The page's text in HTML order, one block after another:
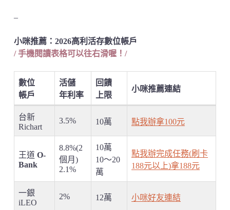
–
小咪推薦：2026高利活存數位帳戶
/ 手機閱讀表格可以往右滑喔！/
數位
帳戶
活儲
年利率
回饋
上限
小咪推薦連結
台新
Richart
3.5% 10萬 點我辦拿100元
王道 O-
Bank
8.8%(2
個月)
2.1%
10萬
10～20
萬
點我辦完成任務(刷卡
188元以上)拿188元
一銀
iLEO
2% 12萬 小咪好友連結